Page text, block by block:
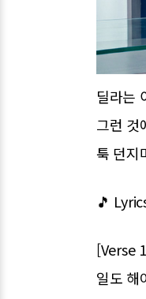
딜라는
그런 것
툭 던지
🎵
[Verse
일도 해